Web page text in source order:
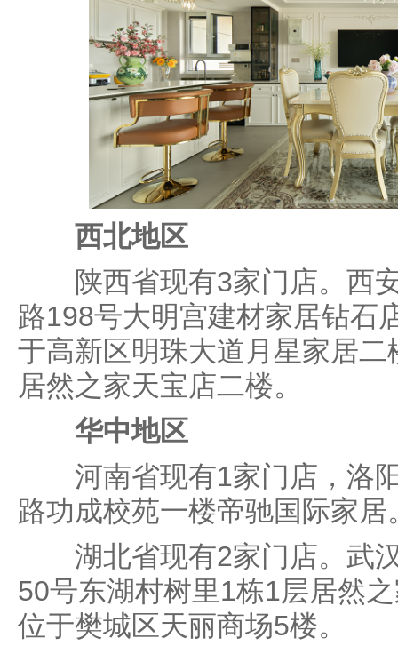
西北地区
陕西省现有3家门店。西安
路198号大明宫建材家居钻石
于高新区明珠大道月星家居
居然之家天宝店二楼。
华中地区
河南省现有1家门店，洛阳
路功成校苑一楼帝驰国际家居
湖北省现有2家门店。武汉
50号东湖村树里1栋1层居然
位于樊城区天丽商场5楼。